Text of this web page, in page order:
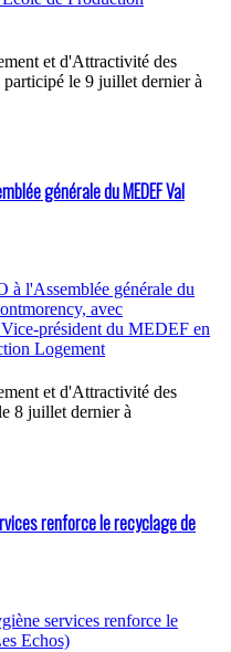
et d'Attractivité des
le 9 juillet dernier à
générale du MEDEF Val
et d'Attractivité des
8 juillet dernier à
renforce le recyclage de